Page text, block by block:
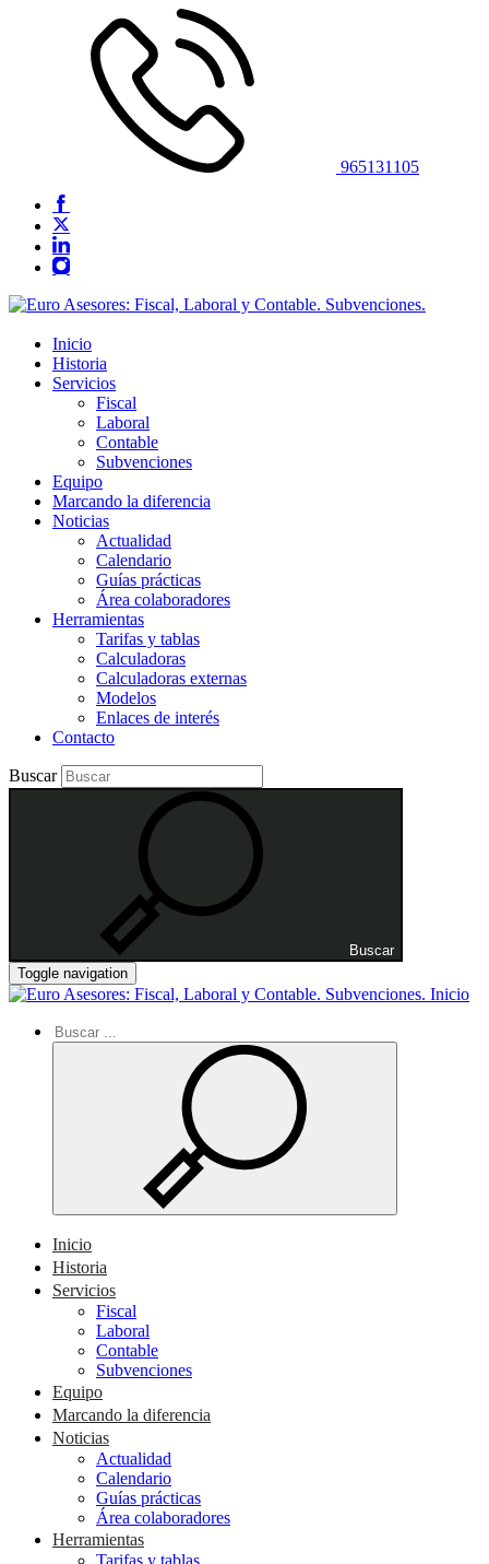
965131105
Inicio
Historia
Servicios
Fiscal
Laboral
Contable
Subvenciones
Equipo
Marcando la diferencia
Noticias
Actualidad
Calendario
Guías prácticas
Área colaboradores
Herramientas
Tarifas y tablas
Calculadoras
Calculadoras externas
Modelos
Enlaces de interés
Contacto
Buscar
Buscar
Toggle navigation
Inicio
Inicio
Historia
Servicios
Fiscal
Laboral
Contable
Subvenciones
Equipo
Marcando la diferencia
Noticias
Actualidad
Calendario
Guías prácticas
Área colaboradores
Herramientas
Tarifas y tablas